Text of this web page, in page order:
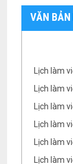
VĂN BẢN
Lịch làm
Lịch làm
Lịch làm
Lịch làm
Lịch làm
Lịch làm
Lịch làm